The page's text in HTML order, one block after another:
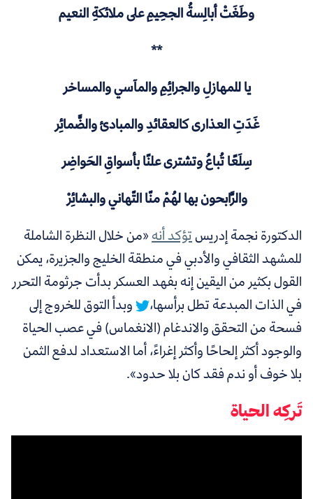
وطَغَتْ أبالِسةُ الجحِيمِ على ملائكةِ النعيم
**
يا للمهازلِ والجرائِمِ والمآسي والمساخر
غَدَتِ العذارى كالعقائدِ والمبادئ والضَّمائِر
سِلَعًا تُباعُ وتشترى علنًا بأسواقِ الحَواضِر
والرَّابحون بها لهُمْ منّا التّهاني والبشائِرْ
الدكتورة نجمة إدريستؤكد أنه«من خلال النظرة الشاملة
للمشهد الثقافي والأدبي في منطقة الخليج والجزيرة، يمكن
القول بكثير من اليقين إنهبفهد العسكر بدأت جرثومة التحرر
في الذات المبدعة تطل برأسها،
وبدأ التوق للخروج إلى
فسحة من التحقق والاندغام (الانغماس) في عصب الحياة
والوجود أكثر إلحاحًا وأكثر إغراءً، أما الاستعداد لدفع الثمن
بلا خوف أو ندم فقد كان بلا حدود».
تَركِه الحياة